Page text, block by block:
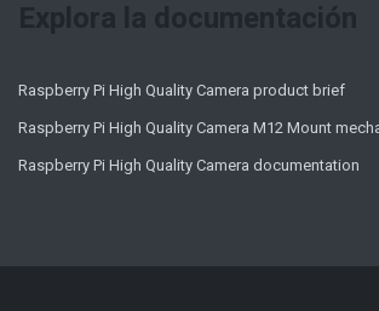
Explora la documentación
Raspberry Pi High Quality Camera product brief
Raspberry Pi High Quality Camera M12 Mount
Raspberry Pi High Quality Camera documentation